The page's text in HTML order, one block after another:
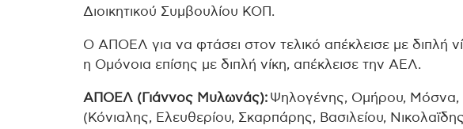
Διοικητικού Συμβουλίου ΚΟΠ.
Ο ΑΠΟΕΛ για να φτάσει στον τελικό απέκλεισε με διπλή
η Ομόνοια επίσης με διπλή νίκη, απέκλεισε την ΑΕΛ.
ΑΠΟΕΛ (Γιάννος Μυλωνάς): Ψηλογένης, Ομήρου, Μόσνα,
(Κόνιαλης, Ελευθερίου, Σκαρπάρης, Βασιλείου,